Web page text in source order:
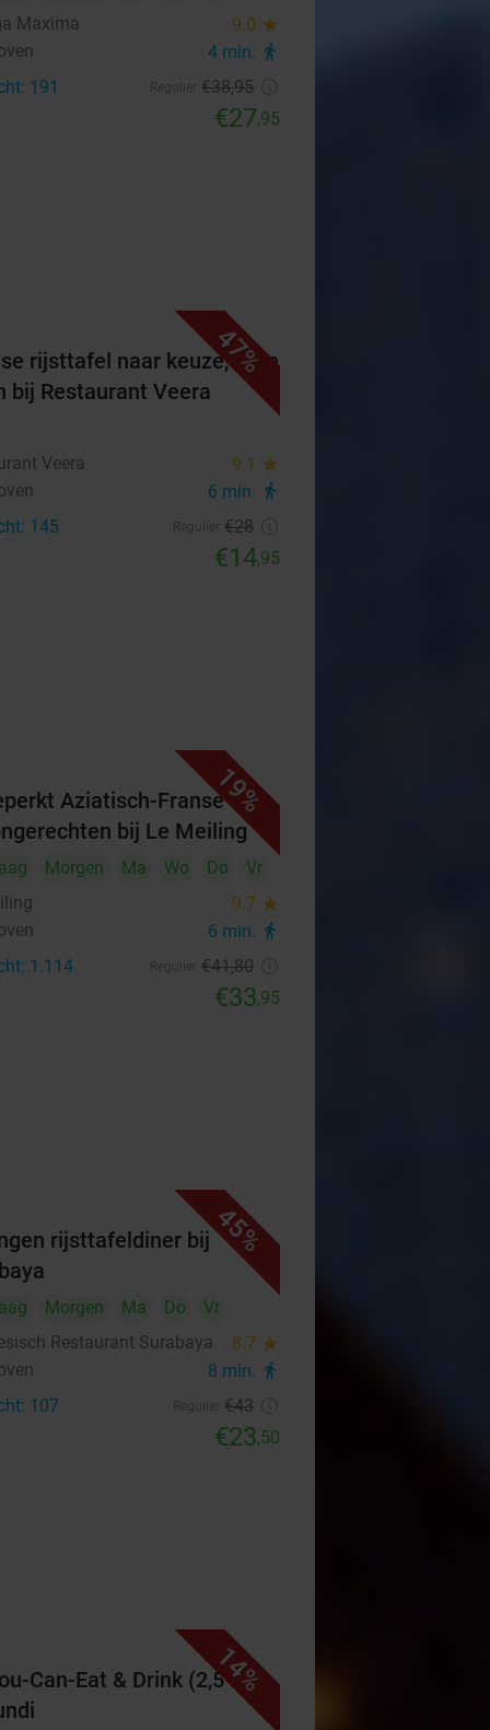
Maxima
9.0 star
4 min. directions_walk
191 €38,95
€27,95
47%
rijsttafel naar keuze, af te
bij Restaurant Veera
Veera
9.1 star
6 min. directions_walk
145 €28
€14,95
19%
Aziatisch-Franse
bij Le Meiling
Morgen Ma Wo Do
Vr
9.7 star
6 min. directions_walk
1.114 €41,80
€33,95
45%
rijsttafeldiner bij
Morgen Ma Do
Vr
Restaurant Surabaya
8.7 star
8 min. directions_walk
107 €43
€23,50
14%
Can-Eat & Drink (2,5 uur)